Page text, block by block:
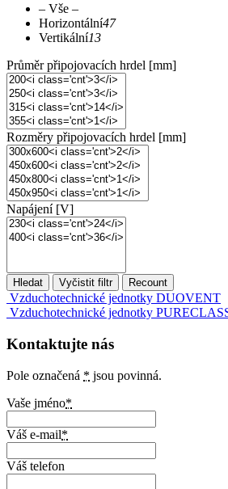
– Vše –
Horizontální47
Vertikální13
Průměr připojovacích hrdel [mm]
Rozměry připojovacích hrdel [mm]
Napájení [V]
Vzduchotechnické jednotky DUOVENT
Vzduchotechnické jednotky
Kontaktujte nás
Pole označená * jsou povinná.
Vaše jméno*
Váš e-mail*
Váš telefon